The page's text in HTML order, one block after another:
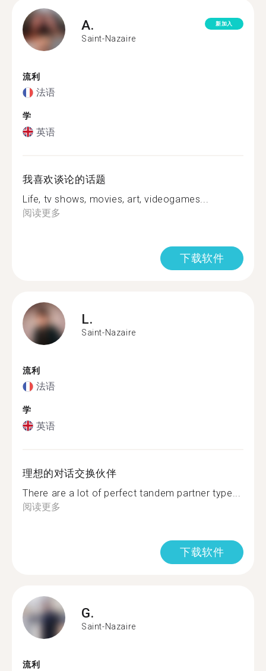
A.
Saint-Nazaire
新加入
流利
法语
学
英语
我喜欢谈论的话题
Life, tv shows, movies, art, videogames...
阅读更多
下载软件
L.
Saint-Nazaire
流利
法语
学
英语
理想的对话交换伙伴
There are a lot of perfect tandem partner type...
阅读更多
下载软件
G.
Saint-Nazaire
流利